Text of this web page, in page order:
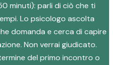
minuti): parli di ciò che ti
Lo psicologo ascolta
domanda e cerca di capire
Non verrai giudicato.
del primo incontro o